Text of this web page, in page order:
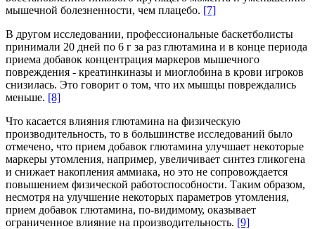
мышечной болезненности, чем плацебо. [7]
В другом исследовании, профессиональные баскетболисты
принимали 20 дней по 6 г за раз глютамина и в конце периода
приема добавок концентрация маркеров мышечного
повреждения - креатинкиназы и миоглобина в крови игроков
снизилась. Это говорит о том, что их мышцы повреждались
меньше. [8]
Что касается влияния глютамина на физическую
производительность, то в большинстве исследований было
отмечено, что прием добавок глютамина улучшает некоторые
маркеры утомления, например, увеличивает синтез гликогена
и снижает накопления аммиака, но это не сопровождается
повышением физической работоспособности. Таким образом,
несмотря на улучшение некоторых параметров утомления,
прием добавок глютамина, по-видимому, оказывает
ограниченное влияние на производительность. [9]